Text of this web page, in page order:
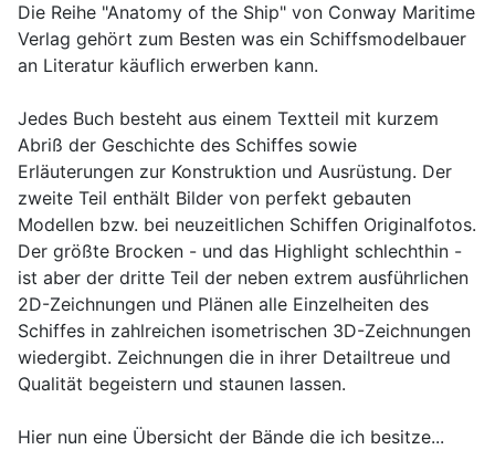
Die Reihe "Anatomy of the Ship" von Conway Maritime
Verlag gehört zum Besten was ein Schiffsmodelbauer
an Literatur käuflich erwerben kann.
Jedes Buch besteht aus einem Textteil mit kurzem
Abriß der Geschichte des Schiffes sowie
Erläuterungen zur Konstruktion und Ausrüstung. Der
zweite Teil enthält Bilder von perfekt gebauten
Modellen bzw. bei neuzeitlichen Schiffen Originalfotos.
Der größte Brocken - und das Highlight schlechthin -
ist aber der dritte Teil der neben extrem ausführlichen
2D-Zeichnungen und Plänen alle Einzelheiten des
Schiffes in zahlreichen isometrischen 3D-Zeichnungen
wiedergibt. Zeichnungen die in ihrer Detailtreue und
Qualität begeistern und staunen lassen.
Hier nun eine Übersicht der Bände die ich besitze...